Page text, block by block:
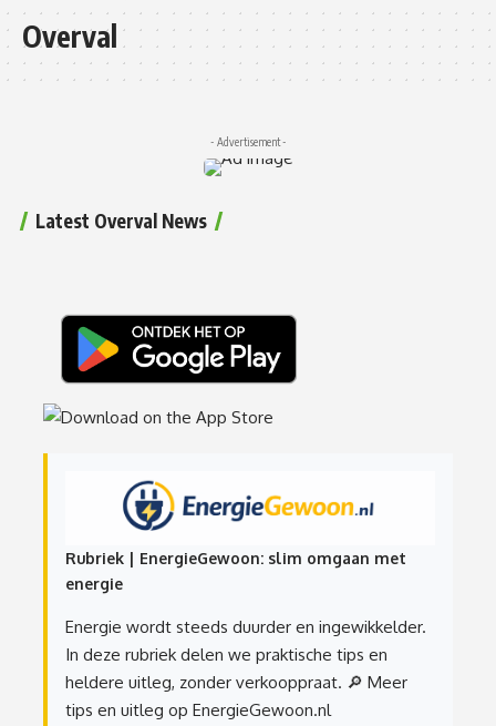
Overval
- Advertisement -
Latest Overval News
Rubriek | EnergieGewoon: slim omgaan met
energie
Energie wordt steeds duurder en ingewikkelder.
In deze rubriek delen we praktische tips en
heldere uitleg, zonder verkooppraat. 🔎 Meer
tips en uitleg op EnergieGewoon.nl